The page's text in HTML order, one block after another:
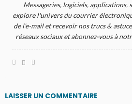
Messageries, logiciels, applications,
explore l'univers du courrier
de l'e-mail et recevoir nos trucs &
réseaux sociaux et abonnez-vous à
LAISSER UN COMMENTAIRE